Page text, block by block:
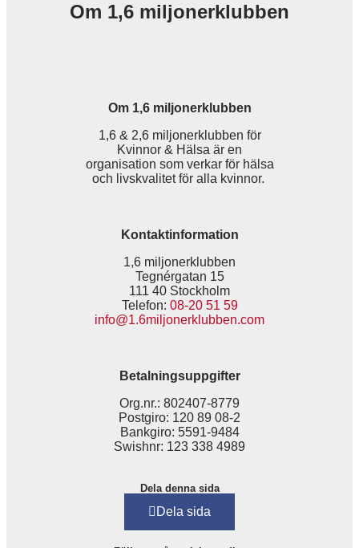
Om 1,6 miljonerklubben
Om 1,6 miljonerklubben
1,6 & 2,6 miljonerklubben för
Kvinnor & Hälsa är en
organisation som verkar för hälsa
och livskvalitet för alla kvinnor.
Kontaktinformation
1,6 miljonerklubben
Tegnérgatan 15
111 40 Stockholm
Telefon: 08-20 51 59
info@1.6miljonerklubben.com
Betalningsuppgifter
Org.nr.: 802407-8779
Postgiro: 120 89 08-2
Bankgiro: 5591-9484
Swishnr: 123 338 4989
Dela denna sida
Dela sida